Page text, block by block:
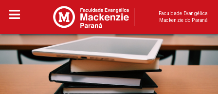
Faculdade Evangélica
Mackenzie do Paraná